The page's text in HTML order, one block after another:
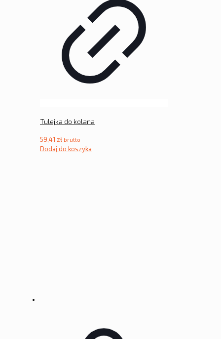
Tulejka do kolana
59,41 zł brutto
Dodaj do koszyka